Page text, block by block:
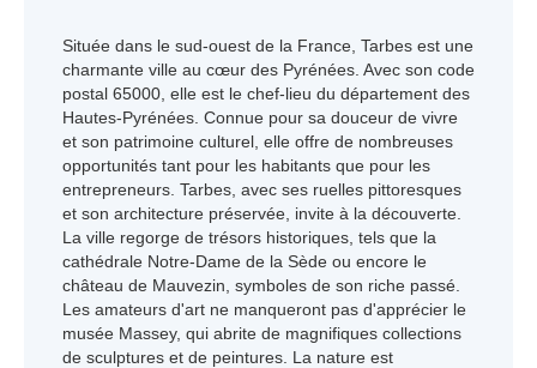
Située dans le sud-ouest de la France, Tarbes est une
charmante ville au cœur des Pyrénées. Avec son code
postal 65000, elle est le chef-lieu du département des
Hautes-Pyrénées. Connue pour sa douceur de vivre
et son patrimoine culturel, elle offre de nombreuses
opportunités tant pour les habitants que pour les
entrepreneurs. Tarbes, avec ses ruelles pittoresques
et son architecture préservée, invite à la découverte.
La ville regorge de trésors historiques, tels que la
cathédrale Notre-Dame de la Sède ou encore le
château de Mauvezin, symboles de son riche passé.
Les amateurs d'art ne manqueront pas d'apprécier le
musée Massey, qui abrite de magnifiques collections
de sculptures et de peintures. La nature est